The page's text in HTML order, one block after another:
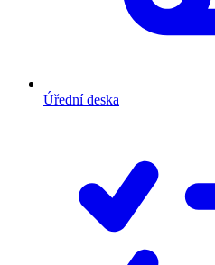
Úřední deska